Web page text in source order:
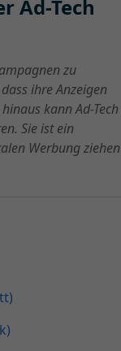
Ad-Tech
zu
ihre Anzeigen
kann Ad-Tech
Sie ist ein
Werbung ziehen